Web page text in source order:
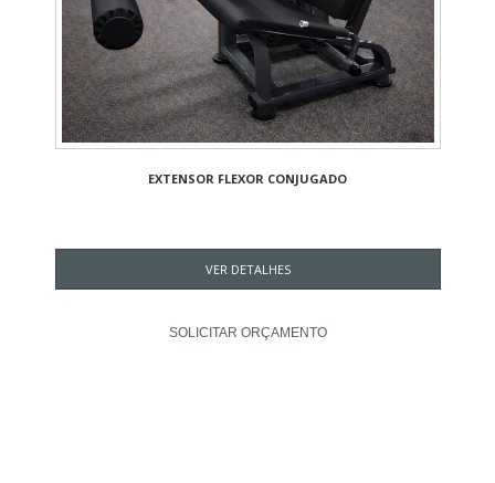
EXTENSOR FLEXOR CONJUGADO
VER DETALHES
SOLICITAR ORÇAMENTO